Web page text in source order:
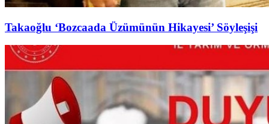
Takaoğlu ‘Bozcaada Üzümünün Hikayesi’ Söyleşişi